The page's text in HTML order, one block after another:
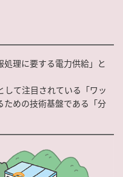
理に要する電力供給」と
して注目されている「ワッ
ための技術基盤である「分